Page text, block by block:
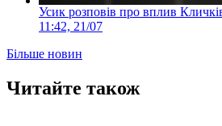
Усик розповів про вплив
11:42, 21/07
Більше новин
Читайте також